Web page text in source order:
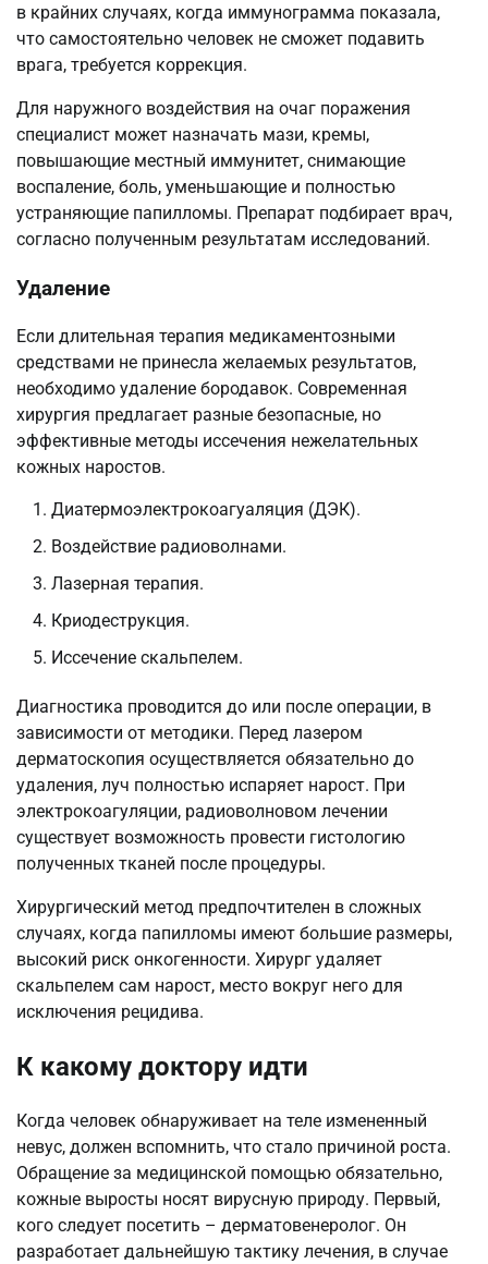
в крайних случаях, когда иммунограмма показала,
что самостоятельно человек не сможет подавить
врага, требуется коррекция.
Для наружного воздействия на очаг поражения
специалист может назначать мази, кремы,
повышающие местный иммунитет, снимающие
воспаление, боль, уменьшающие и полностью
устраняющие папилломы. Препарат подбирает врач,
согласно полученным результатам исследований.
Удаление
Если длительная терапия медикаментозными
средствами не принесла желаемых результатов,
необходимо удаление бородавок. Современная
хирургия предлагает разные безопасные, но
эффективные методы иссечения нежелательных
кожных наростов.
Диатермоэлектрокоагуаляция (ДЭК).
Воздействие радиоволнами.
Лазерная терапия.
Криодеструкция.
Иссечение скальпелем.
Диагностика проводится до или после операции, в
зависимости от методики. Перед лазером
дерматоскопия осуществляется обязательно до
удаления, луч полностью испаряет нарост. При
электрокоагуляции, радиоволновом лечении
существует возможность провести гистологию
полученных тканей после процедуры.
Хирургический метод предпочтителен в сложных
случаях, когда папилломы имеют большие размеры,
высокий риск онкогенности. Хирург удаляет
скальпелем сам нарост, место вокруг него для
исключения рецидива.
К какому доктору идти
Когда человек обнаруживает на теле измененный
невус, должен вспомнить, что стало причиной роста.
Обращение за медицинской помощью обязательно,
кожные выросты носят вирусную природу. Первый,
кого следует посетить – дерматовенеролог. Он
разработает дальнейшую тактику лечения, в случае